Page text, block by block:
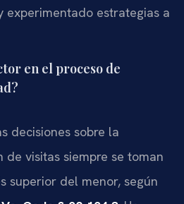
experimentado estrategias a
en el proceso de
decisiones sobre la
de visitas siempre se toman
superior del menor, según